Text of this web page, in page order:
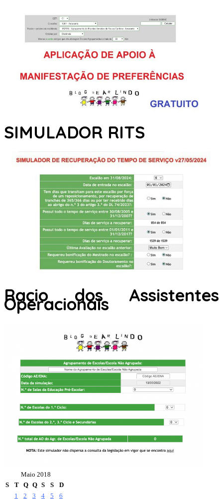
SIMULADOR RITS
Racio dos Assistentes
Operacionais
Maio 2018
S
T Q Q S S
D
1
2 3 4 5 6